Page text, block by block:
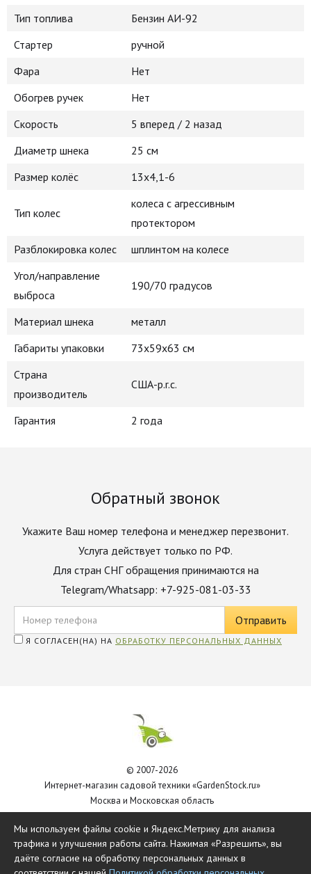
Тип топлива
Бензин АИ-92
Стартер
ручной
Фара
Нет
Обогрев ручек
Нет
Скорость
5 вперед / 2 назад
Диаметр шнека
25 см
Размер колёс
13х4,1-6
Тип колес
колеса с агрессивным
протектором
Разблокировка колес
шплинтом на колесе
Угол/направление
выброса
190/70 градусов
Материал шнека
металл
Габариты упаковки
73х59х63 см
Страна
производитель
США-p.r.c.
Гарантия 2 года
Обратный звонок
Укажите Ваш номер телефона и менеджер перезвонит.
Услуга действует только по РФ.
Для стран СНГ обращения принимаются на
Telegram/Whatsapp: +7-925-081-03-33
Я СОГЛАСЕН(НА) НА ОБРАБОТКУ ПЕРСОНАЛЬНЫХ ДАННЫХ
© 2007-2026
Интернет-магазин садовой техники «GardenStock.ru»
Москва и Московская область
Мы используем файлы cookie и Яндекс.Метрику для анализа
трафика и улучшения работы сайта. Нажимая «Разрешить», вы
даёте согласие на обработку персональных данных в